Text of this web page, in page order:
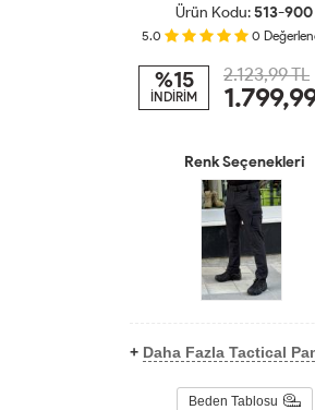
Ürün Kodu:513-900
5.0 0
%15
İNDİRİM
2.123,99 TL
Renk Seçenekleri
+ Daha Fazla Tactical
Beden Tablosu